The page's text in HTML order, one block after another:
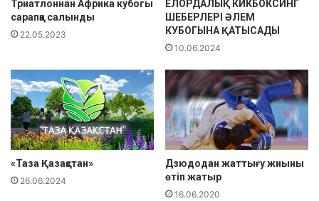
а
р
ұ
л
т
т
ы
қ
қ
ұ
л
ы
н
Триатлоннан Африка кубогы
сарапқа салынды
22.05.2023
ЕЛОРДАЛЫҚ КИКБОКСИНГ
ШЕБЕРЛЕРІ ӘЛЕМ
КУБОГЫНА ҚАТЫСАДЫ
10.06.2024
«Таза Қазақстан»
26.06.2024
Дзюдодан жаттығу жиыны
өтіп жатыр
16.06.2020